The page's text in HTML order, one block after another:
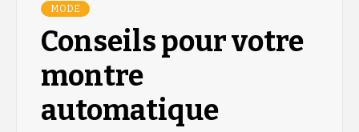
MODE
Conseils pour votre
montre
automatique